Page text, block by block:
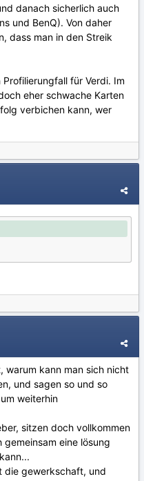
danach sicherlich auch
und BenQ). Von daher
dass man in den Streik
für Verdi. Im
eher schwache Karten
verbichen kann, wer
warum kann man sich nicht
und sagen so und so
weiterhin
sitzen doch vollkommen
eine lösung
die gewerkschaft, und